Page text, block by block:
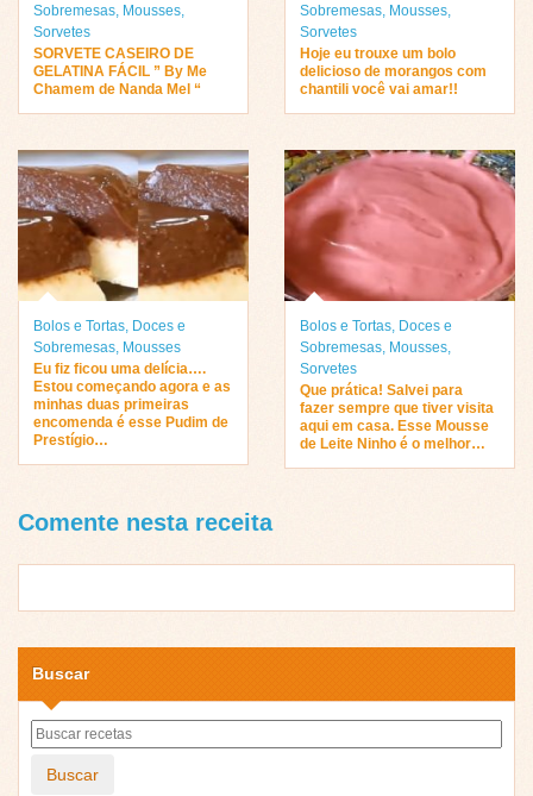
Sobremesas, Mousses,
Sorvetes
SORVETE CASEIRO DE
GELATINA FÁCIL ” By Me
Chamem de Nanda Mel “
Sobremesas, Mousses,
Sorvetes
Hoje eu trouxe um bolo
delicioso de morangos com
chantili você vai amar!!
Bolos e Tortas, Doces e
Sobremesas, Mousses
Eu fiz ficou uma delícia….
Estou começando agora e as
minhas duas primeiras
encomenda é esse Pudim de
Prestígio…
Bolos e Tortas, Doces e
Sobremesas, Mousses,
Sorvetes
Que prática! Salvei para
fazer sempre que tiver visita
aqui em casa. Esse Mousse
de Leite Ninho é o melhor…
Comente nesta receita
Buscar
Buscar